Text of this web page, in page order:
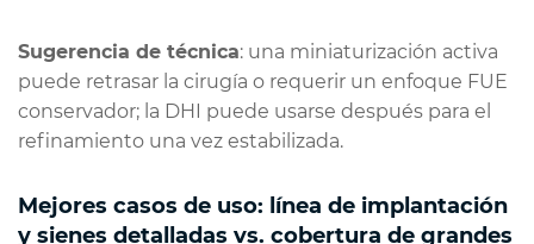
Sugerencia de técnica: una miniaturización activa
puede retrasar la cirugía o requerir un enfoque FUE
conservador; la DHI puede usarse después para el
refinamiento una vez estabilizada.
Mejores casos de uso: línea de implantación
y sienes detalladas vs. cobertura de grandes